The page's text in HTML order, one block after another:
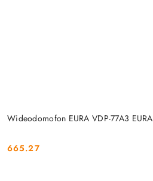
Wideodomofon EURA VDP-77A3 EURA
Cena:
665.27